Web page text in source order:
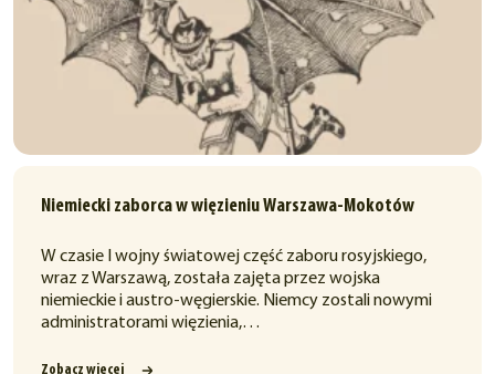
Niemiecki zaborca w więzieniu Warszawa-Mokotów
W czasie I wojny światowej część zaboru rosyjskiego,
wraz z Warszawą, została zajęta przez wojska
niemieckie i austro-węgierskie. Niemcy zostali nowymi
administratorami więzienia,…
Zobacz więcej